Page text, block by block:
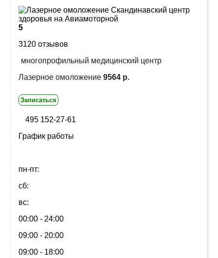
5
3120 отзывов
многопрофильный медицинский центр
Лазерное омоложение 9564 р.
Записаться
495 152-27-61
График работы
пн-пт:
сб:
вс:
00:00 - 24:00
09:00 - 20:00
09:00 - 18:00